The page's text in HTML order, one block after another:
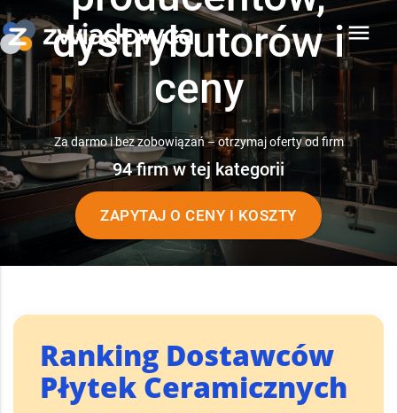
menu
dystrybutorów i
ceny
Za darmo i bez zobowiązań – otrzymaj oferty od firm
94 firm w tej kategorii
ZAPYTAJ O CENY I KOSZTY
Ranking Dostawców
Płytek Ceramicznych